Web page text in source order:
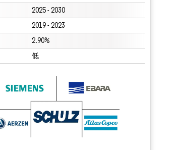
2025 - 2030
2019 - 2023
2.90%
低